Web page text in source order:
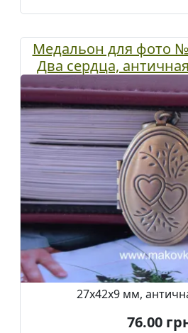
Медальон для фото
Два сердца,
27x42x9 мм,
76.00